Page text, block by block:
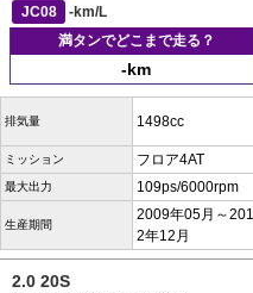
JC08
-km/L
満タンでどこまで走る？
-km
排気量 1498cc
ミッション フロア4AT
最大出力 109ps/6000rpm
生産期間
2009年05月～201
2年12月
2.0 20S